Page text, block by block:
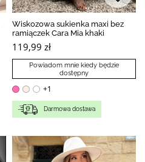
Wiskozowa sukienka maxi bez
ramiączek Cara Mia khaki
119,99 zł
Powiadom mnie kiedy będzie
dostępny
+1
Darmowa dostawa